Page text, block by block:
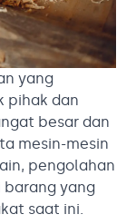
yang
pihak dan
besar dan
mesin-mesin
pengolahan
barang yang
saat ini.